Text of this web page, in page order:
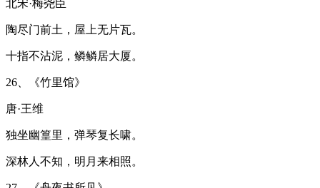
北宋·梅尧臣
陶尽门前土，屋上无片瓦。
十指不沾泥，鳞鳞居大厦。
26、《竹里馆》
唐·王维
独坐幽篁里，弹琴复长啸。
深林人不知，明月来相照。